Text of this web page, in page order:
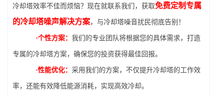
冷却塔效率不佳而烦恼？现在就联系我们，获取免费定制专属
的冷却塔噪声解决方案，与冷却塔噪音扰民彻底告别！
·个性方案： 我们的专业团队将根据您的具体需求，打造
专属的冷却塔方案，确保您的投资获得最佳回报。
·性能优化： 采用我们的方案，不仅提升冷却塔的工作效
率，还能有效降低能源消耗，实现高效冷却。